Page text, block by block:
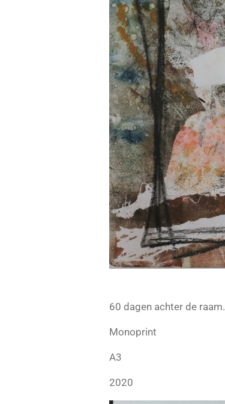
60 dagen achter de raam.
Monoprint
A3
2020